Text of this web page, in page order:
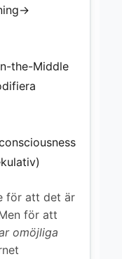
the-Middle
för att det är
för att
omöjliga